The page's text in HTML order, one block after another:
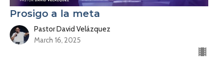
Prosigo a la meta
Pastor David Velázquez
March 16, 2025